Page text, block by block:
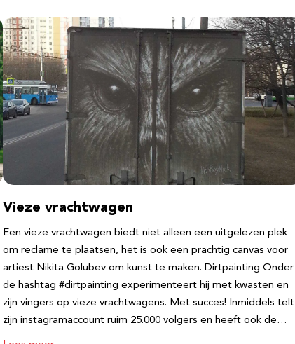
Vieze vrachtwagen
Een vieze vrachtwagen biedt niet alleen een uitgelezen plek
om reclame te plaatsen, het is ook een prachtig canvas voor
artiest Nikita Golubev om kunst te maken. Dirtpainting Onder
de hashtag #dirtpainting experimenteert hij met kwasten en
zijn vingers op vieze vrachtwagens. Met succes! Inmiddels telt
zijn instagramaccount ruim 25.000 volgers en heeft ook de…